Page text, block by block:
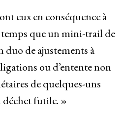
eux en conséquence à
que un mini-trail de
duo de ajustements à
ou d’entente non
de quelques-uns
futile. »